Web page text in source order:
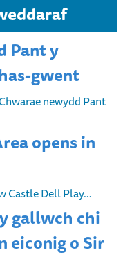
Pant y
gwent
newydd Pant
opens in
Castle Dell Play…
gallwch chi
eiconig o Sir